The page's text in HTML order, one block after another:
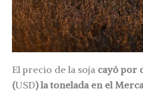
El precio de la soja cayó por
(USD) la tonelada en el